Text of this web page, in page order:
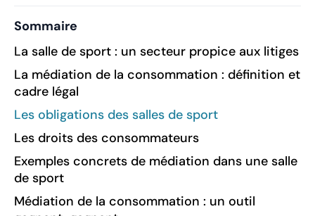
Sommaire
‍La salle de sport : un secteur propice aux litiges
La médiation de la consommation : définition et
cadre légal
Les obligations des salles de sport
Les droits des consommateurs
Exemples concrets de médiation dans une salle
de sport
Médiation de la consommation : un outil